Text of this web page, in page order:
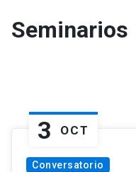
Seminarios
3 OCT
Conversatorio